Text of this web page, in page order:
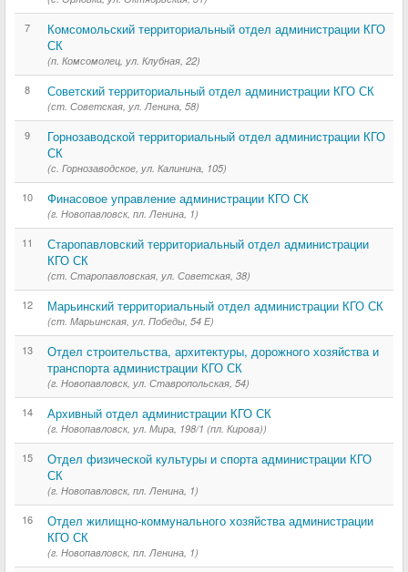
7
Комсомольский территориальный отдел администрации КГО
СК
(п. Комсомолец, ул. Клубная, 22)
8 Советский территориальный отдел администрации КГО СК
(ст. Советская, ул. Ленина, 58)
9
Горнозаводской территориальный отдел администрации КГО
СК
(с. Горнозаводское, ул. Калинина, 105)
10 Финасовое управление администрации КГО СК
(г. Новопавловск, пл. Ленина, 1)
11
Старопавловский территориальный отдел администрации
КГО СК
(ст. Старопавловская, ул. Советская, 38)
12 Марьинский территориальный отдел администрации КГО СК
(ст. Марьинская, ул. Победы, 54 Е)
13
Отдел строительства, архитектуры, дорожного хозяйства и
транспорта администрации КГО СК
(г. Новопавловск, ул. Ставропольская, 54)
14 Архивный отдел администрации КГО СК
(г. Новопавловск, ул. Мира, 198/1 (пл. Кирова))
15
Отдел физической культуры и спорта администрации КГО
СК
(г. Новопавловск, пл. Ленина, 1)
16
Отдел жилищно-коммунального хозяйства администрации
КГО СК
(г. Новопавловск, пл. Ленина, 1)